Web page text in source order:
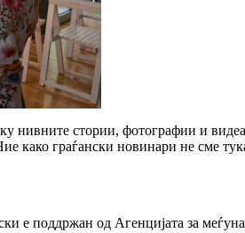
нивните стории, фотографии и
како граѓански новинари не сме
е поддржан од Агенцијата за